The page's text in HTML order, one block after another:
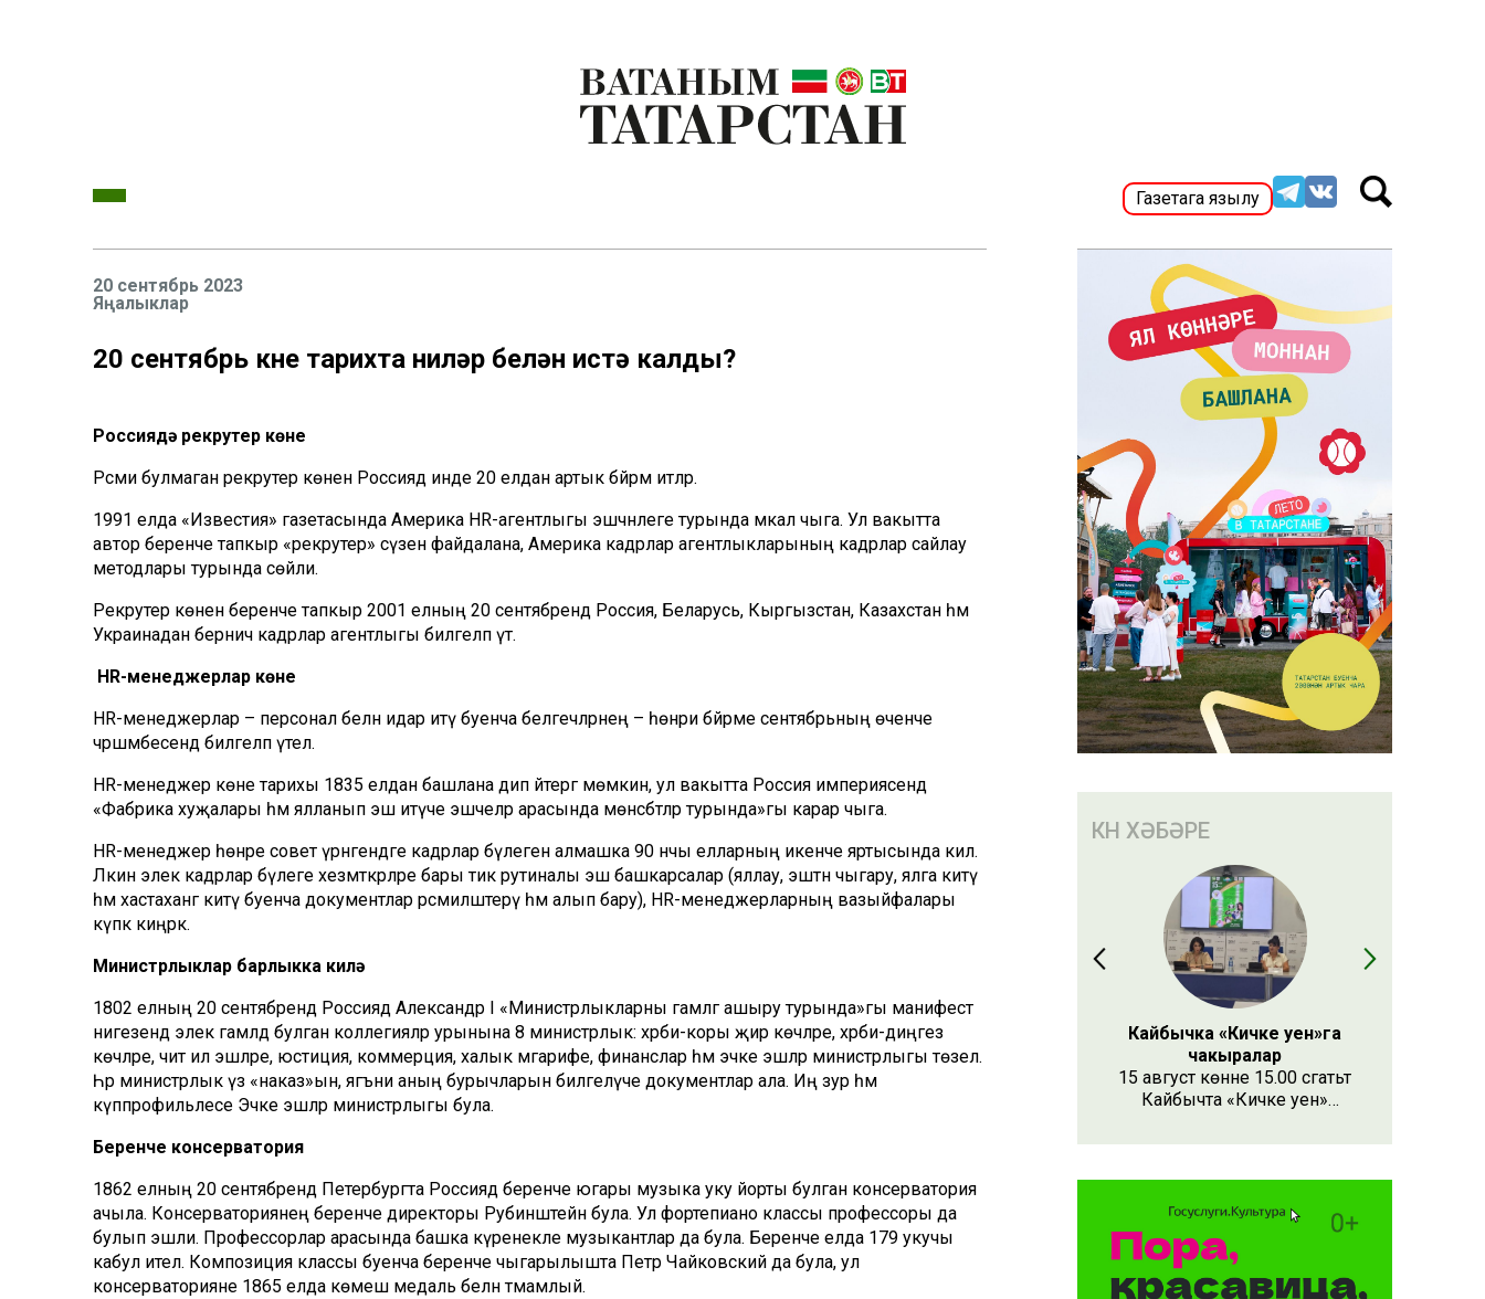
Газетага язылу
20 сентябрь 2023
Яңалыклар
20 сентябрь көне тарихта ниләр белән истә калды?
Россиядә рекрутер көне
Рәсми булмаган рекрутер көнен Россиядә инде 20 елдан артык бәйрәм итәләр.
1991 елда «Известия» газетасында Америка HR-агентлыгы эшчәнлеге турында мәкалә чыга. Ул вакытта
автор беренче тапкыр «рекрутер» сүзен файдалана, Америка кадрлар агентлыкларының кадрлар сайлау
методлары турында сөйли.
Рекрутер көнен беренче тапкыр 2001 елның 20 сентябрендә Россия, Беларусь, Кыргызстан, Казахстан һәм
Украинадан берничә кадрлар агентлыгы билгеләп үтә.
HR-менеджерлар көне
HR-менеджерлар – персонал белән идарә итү буенча белгечләрнең – һөнәри бәйрәме сентябрьның өченче
чәршәмбесендә билгеләп үтелә.
HR-менеджер көне тарихы 1835 елдан башлана дип әйтергә мөмкин, ул вакытта Россия империясендә
«Фабрика хуҗалары һәм ялланып эш итүче эшчеләр арасында мөнәсәбәтләр турында»гы карар чыга.
HR-менеджер һөнәре совет үрнәгендәге кадрлар бүлегенә алмашка 90 нчы елларның икенче яртысында килә.
Ләкин элек кадрлар бүлеге хезмәткәрләре бары тик рутиналы эш башкарсалар (яллау, эштән чыгару, ялга китү
һәм хастаханәгә китү буенча документлар рәсмиләштерү һәм алып бару), HR-менеджерларның вазыйфалары
күпкә киңрәк.
Министрлыклар барлыкка килә
1802 елның 20 сентябрендә Россиядә Александр I «Министрлыкларны гамәлгә ашыру турында»гы манифест
нигезендә элек гамәлдә булган коллегияләр урынына 8 министрлык: хәрби-коры җир көчләре, хәрби-диңгез
көчләре, чит ил эшләре, юстиция, коммерция, халык мәгарифе, финанслар һәм эчке эшләр министрлыгы төзелә.
Һәр министрлык үз «наказ»ын, ягъни аның бурычларын билгеләүче документлар ала. Иң зур һәм
күппрофильлесе Эчке эшләр министрлыгы була.
Беренче консерватория
1862 елның 20 сентябрендә Петербургта Россиядә беренче югары музыка уку йорты булган консерватория
ачыла. Консерваториянең беренче директоры Рубинштейн була. Ул фортепиано классы профессоры да
булып эшли. Профессорлар арасында башка күренекле музыкантлар да була. Беренче елда 179 укучы
кабул ителә. Композиция классы буенча беренче чыгарылышта Петр Чайковский да була, ул
консерваторияне 1865 елда көмеш медаль белән тәмамлый.
КӨН ХӘБӘРЕ
Кайбычка «Кичке уен»га
чакыралар
15 август көнне 15.00 сәгатьтә
Кайбычта «Кичке уен»
узачак. Анда республиканың
күрше Чувашия, Мари Эл
республикаларыннан иҗат
коллективлары катнаша.